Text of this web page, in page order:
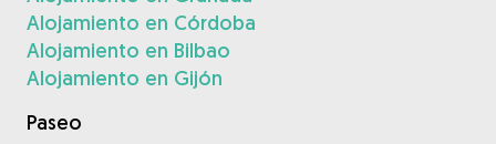
Alojamiento en Córdoba
Alojamiento en Bilbao
Alojamiento en Gijón
Paseo